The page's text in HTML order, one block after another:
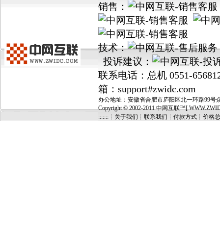
销售：
技术：
投诉建议：
联系电话：总机 0551-
箱：support#zwidc.com
办公地址：安徽省合肥市庐阳区北一环路99号
Copyright © 2002-2011 中网互联™[
:::::::┊关于我们 ┊ 联系我们 ┊ 付款方式 ┊ 价格